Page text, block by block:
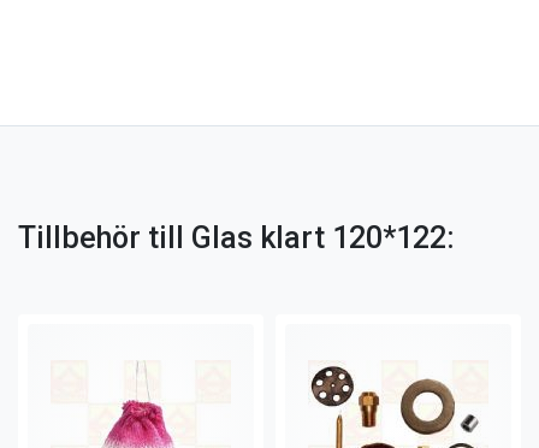
Tillbehör till Glas klart 120*122: